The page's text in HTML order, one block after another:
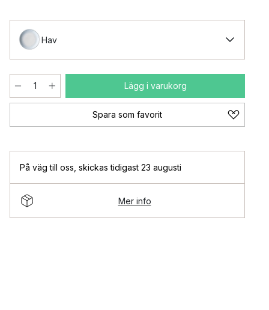
Hav
Lägg i varukorg
Spara som favorit
På väg till oss skickas tidigast 23 augusti
Mer info